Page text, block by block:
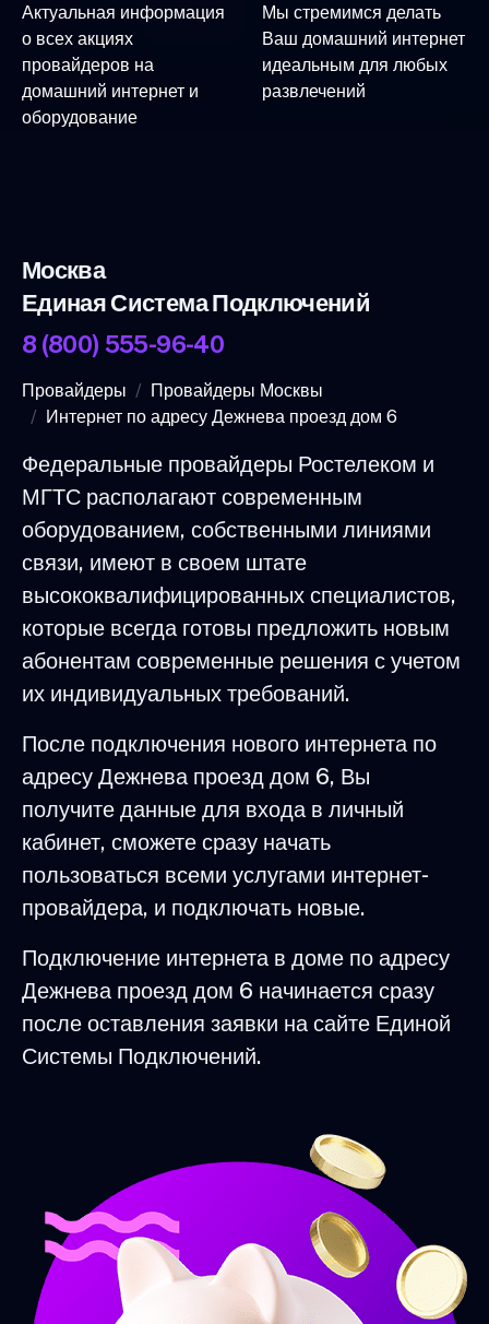
Актуальная информация
о всех акциях
провайдеров на
домашний интернет и
оборудование
Мы стремимся делать
Ваш домашний интернет
идеальным для любых
развлечений
Москва
Единая Система Подключений
8 (800) 555-96-40
Провайдеры
Провайдеры Москвы
Интернет по адресу Дежнева проезд дом 6
Федеральные провайдеры Ростелеком и
МГТС располагают современным
оборудованием, собственными линиями
связи, имеют в своем штате
высококвалифицированных специалистов,
которые всегда готовы предложить новым
абонентам современные решения с учетом
их индивидуальных требований.
После подключения нового интернета по
адресу Дежнева проезд дом 6, Вы
получите данные для входа в личный
кабинет, сможете сразу начать
пользоваться всеми услугами интернет-
провайдера, и подключать новые.
Подключение интернета в доме по адресу
Дежнева проезд дом 6 начинается сразу
после оставления заявки на сайте Единой
Системы Подключений.